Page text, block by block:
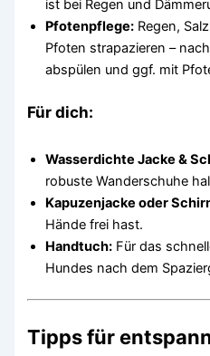
ist bei Regen und
Pfotenpflege: Regen,
Pfoten strapazieren –
abspülen und ggf. mit
Für dich:
Wasserdichte Jacke &
robuste Wanderschuhe
Kapuzenjacke oder
Hände frei hast.
Handtuch: Für das
Hundes nach dem
Tipps für